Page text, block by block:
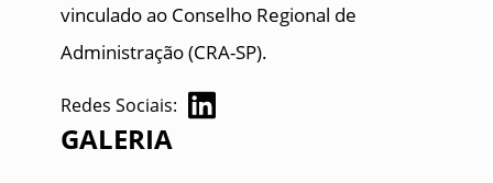
vinculado ao Conselho Regional de
Administração (CRA-SP).
Redes Sociais:
GALERIA